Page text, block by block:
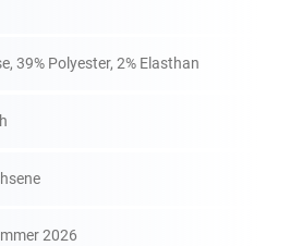
39% Polyester, 2% Elasthan
2026